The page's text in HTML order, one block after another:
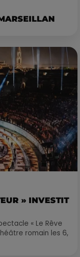
» INVESTIT
« Le Rêve
romain les 6,